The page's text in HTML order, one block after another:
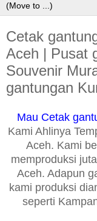
Cetak
Aceh | Pusat
Souvenir
gantungan
Mau Cetak
Kami Ahlinya
Aceh. Kami
memproduksi
Aceh. Adapun
kami produksi
seperti